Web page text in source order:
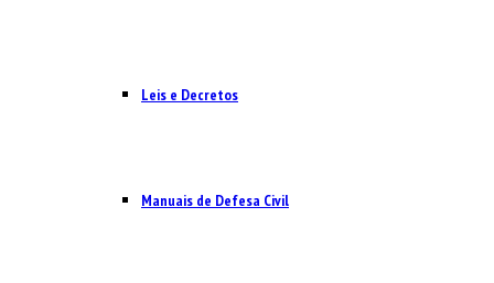
Leis e Decretos
Manuais de Defesa Civil